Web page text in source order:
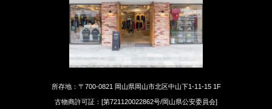
所存地：〒700-0821 岡山県岡山市北区中山下1-11-15 1F
古物商許可証：[第721120022862号/岡山県公安委員会]